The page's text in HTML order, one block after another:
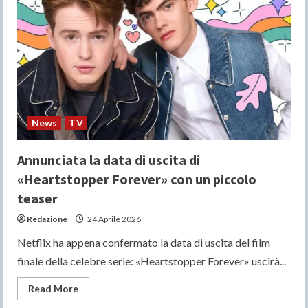
genitorialità
queer
nella
Polonia
contemporanea
News TV
Annunciata la data di uscita di
«Heartstopper Forever» con un piccolo
teaser
Redazione 24 Aprile 2026
Netflix ha appena confermato la data di uscita del film
finale della celebre serie: «Heartstopper Forever» uscirà...
Read MoreRead
more